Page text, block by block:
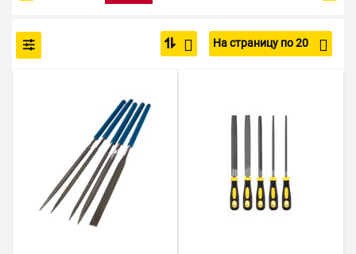
На страницу по 20